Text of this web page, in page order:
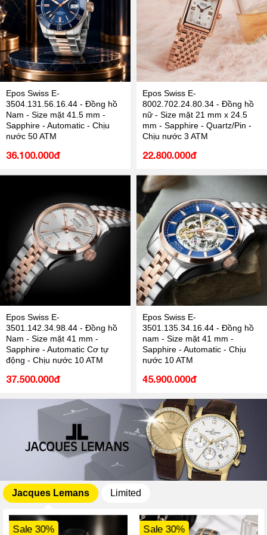
Epos Swiss E-
3504.131.56.16.44 - Đồng hồ
Nam - Size mặt 41.5 mm -
Sapphire - Automatic - Chịu
nước 50 ATM
36.100.000đ
Epos Swiss E-
8002.702.24.80.34 - Đồng hồ
nữ - Size mặt 21 mm x 24.5
mm - Sapphire - Quartz/Pin -
Chịu nước 3 ATM
22.800.000đ
Epos Swiss E-
3501.142.34.98.44 - Đồng hồ
Nam - Size mặt 41 mm -
Sapphire - Automatic Cơ tự
động - Chịu nước 10 ATM
37.500.000đ
Epos Swiss E-
3501.135.34.16.44 - Đồng hồ
nam - Size mặt 41 mm -
Sapphire - Automatic - Chịu
nước 10 ATM
45.900.000đ
Jacques Lemans Limited
Sale 30% Sale 30%